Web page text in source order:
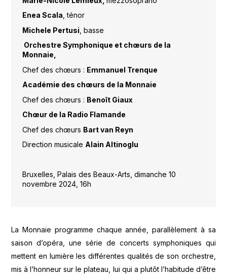
Enea Scala , ténor
Michele Pertusi , basse
Orchestre Symphonique et chœurs de la
Monnaie,
Chef des chœurs : Emmanuel Trenque
Académie des chœurs de la Monnaie
Chef des chœurs : Benoît Giaux
Chœur de la Radio Flamande
Chef des chœurs Bart van Reyn
Direction musicale Alain Altinoglu
Bruxelles, Palais des Beaux-Arts, dimanche 10
novembre 2024, 16h
La Monnaie programme chaque année, parallèlement à sa
saison d’opéra, une série de concerts symphoniques qui
mettent en lumière les différentes qualités de son orchestre,
mis à l’honneur sur le plateau, lui qui a plutôt l’habitude d’être